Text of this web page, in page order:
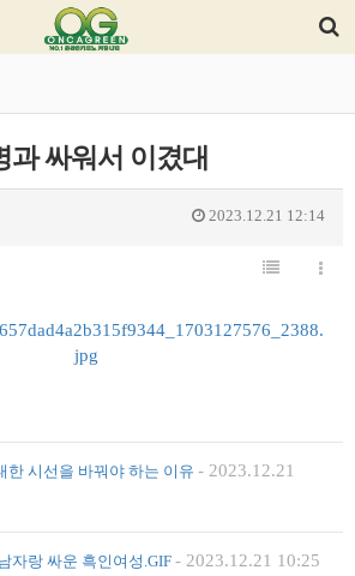
과 싸워서 이겼대
2023.12.21 12:14
한 시선을 바꿔야 하는 이유 - 2023.12.21
자랑 싸운 흑인여성.GIF - 2023.12.21 10:25